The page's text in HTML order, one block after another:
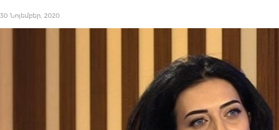
30 Նոյեմբեր, 2020